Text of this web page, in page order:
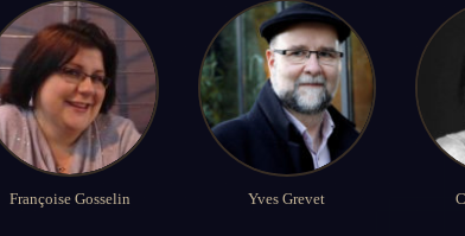
Françoise Gosselin Yves Grevet